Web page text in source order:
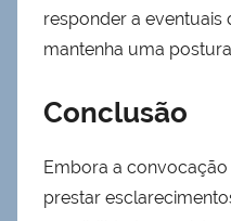
responder a eventuais
mantenha uma
Conclusão
Embora a
prestar